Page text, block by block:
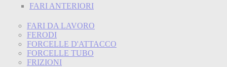
FARI ANTERIORI
FARI DA LAVORO
FERODI
FORCELLE D'ATTACCO
FORCELLE TUBO
FRIZIONI